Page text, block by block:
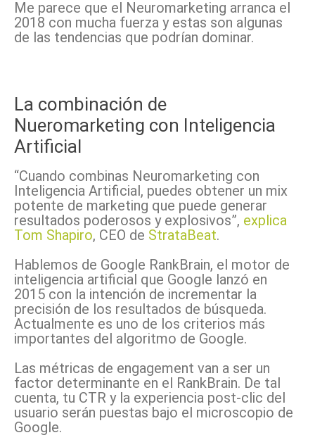
Me parece que el Neuromarketing arranca el
2018 con mucha fuerza y estas son algunas
de las tendencias que podrían dominar.
La combinación de
Nueromarketing con Inteligencia
Artificial
“Cuando combinas Neuromarketing con
Inteligencia Artificial, puedes obtener un mix
potente de marketing que puede generar
resultados poderosos y explosivos”, explica
Tom Shapiro, CEO de StrataBeat.
Hablemos de Google RankBrain, el motor de
inteligencia artificial que Google lanzó en
2015 con la intención de incrementar la
precisión de los resultados de búsqueda.
Actualmente es uno de los criterios más
importantes del algoritmo de Google.
Las métricas de engagement van a ser un
factor determinante en el RankBrain. De tal
cuenta, tu CTR y la experiencia post-clic del
usuario serán puestas bajo el microscopio de
Google.